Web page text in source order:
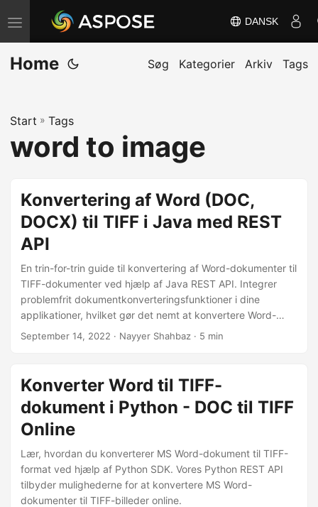
S
k
i
n
a
o
DANSK
Home Søg Kategorier Arkiv Tags
Start » Tags
word to image
Konvertering af Word (DOC,
DOCX) til TIFF i Java med REST
API
En trin-for-trin guide til konvertering af Word-dokumenter til
TIFF-dokumenter ved hjælp af Java REST API. Integrer
problemfrit dokumentkonverteringsfunktioner i dine
applikationer, hvilket gør det nemt at konvertere Word-
dokumenter til billeder eller ord til billede. Med vores
applikation.
September 14, 2022 · Nayyer Shahbaz · 5 min
Konverter Word til TIFF-
dokument i Python - DOC til TIFF
Online
Lær, hvordan du konverterer MS Word-dokument til TIFF-
format ved hjælp af Python SDK. Vores Python REST API
tilbyder mulighederne for at konvertere MS Word-
dokumenter til TIFF-billeder online.